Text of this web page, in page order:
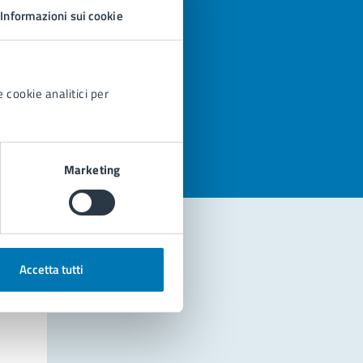
Informazioni sui cookie
cookie analitici per
Marketing
Accetta tutti